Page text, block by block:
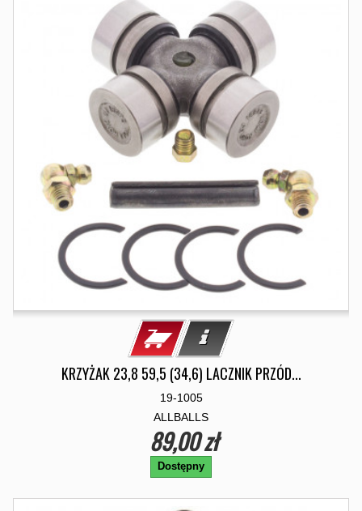
KRZYŻAK 23,8 59,5 (34,6) LACZNIK PRZÓD...
19-1005
ALLBALLS
89,00 zł
Dostępny